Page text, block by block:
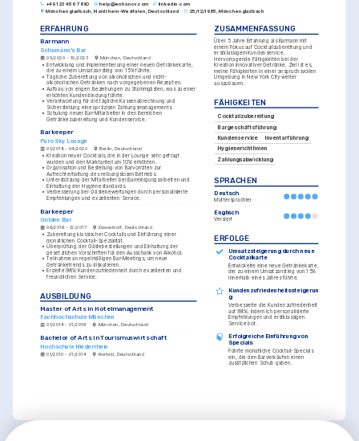
+49 123 456 7890 help@enhancv.com linkedin.com
Mönchengladbach, Nordrhein-Westfalen, Deutschland 25/12/1985, Mönchengladbach
ERFAHRUNG
Barmann
Schumann's Bar
05/2020 - 10/2023 München, Deutschland
• Entwicklung und Implementierung einer neuen Getränkekarte,
die zu einem Umsatzanstieg von 15% führte.
• Tägliche Zubereitung von alkoholischen und nicht-
alkoholischen Getränken nach vorgegebenen Rezepten.
• Aufbau von engen Beziehungen zu Stammgästen, was zu einer
erhöhten Kundenbindung führte.
• Verantwortung für die tägliche Kassenabrechnung und
Sicherstellung eines präzisen Zahlungsmanagements.
• Schulung neuer Bar-Mitarbeiter in den Bereichen
Getränkezubereitung und Kundenservice.
Barkeeper
Puro Sky Lounge
01/2018 - 04/2020 Berlin, Deutschland
• Kreation neuer Cocktails, die in der Lounge sehr gefragt
wurden und den Marktanteil um 10% erhöhten.
• Organisation und Bestellung von Barvorräten zur
Aufrechterhaltung des reibungslosen Betriebs.
•
Unterstützung der Mitarbeiter bei Barreinigungsarbeiten und
Einhaltung der Hygienestandards.
• Verbesserung der Gästebewertungen durch personalisierte
Empfehlungen und exzellenten Service.
Barkeeper
Golden Bar
06/2016 - 12/2017 Düsseldorf, Deutschland
• Zubereitung klassischer Cocktails und Einführung einer
monatlichen Cocktail-Spezialität.
• Überprüfung der Gästebestellungen und Einhaltung der
gesetzlichen Vorschriften für den Ausschank von Alkohol.
• Teilnahme an regelmäßigen Bar-Meetings, um neue
Getränketrends zu diskutieren.
• Erzielte 98% Kundenzufriedenheit durch exzellenten und
freundlichen Service.
AUSBILDUNG
Master of Arts in Hotelmanagement
Fachhochschule München
01/2014 - 01/2016 München, Deutschland
Bachelor of Arts in Tourismuswirtschaft
Hochschule Niederrhein
01/2010 - 01/2014 Krefeld, Deutschland
ZUSAMMENFASSUNG
Über 5 Jahre Erfahrung als Barmann mit
einem Fokus auf Cocktailzubereitung und
erstklassigem Kundenservice.
Hervorragende Fähigkeiten bei der
Kreation innovativer Getränke. Ziel ist es,
meine Fähigkeiten in einer anspruchsvollen
Umgebung in New York City weiter
auszubauen.
FÄHIGKEITEN
Cocktailzubereitung
Bargeschäftsführung
Kundenservice
Inventarführung
Hygienerichtlinien
Zahlungsabwicklung
SPRACHEN
Deutsch
Muttersprachler
Englisch
Versiert
ERFOLGE
Umsatzsteigerung durch neue
Cocktailkarte
Entwickelte eine neue Getränkekarte,
die zu einem Umsatzanstieg von 15%
innerhalb eines Jahres führte.
Kundenzufriedenheitssteigerun
g
Verbesserte die Kundenzufriedenheit
auf 98%, indem ich personalisierte
Empfehlungen und erstklassigen
Service bot.
Erfolgreiche Einführung von
Specials
Führte monatliche Cocktail-Specials
ein, die den Barverkäufen einen
zusätzlichen Schub gaben.